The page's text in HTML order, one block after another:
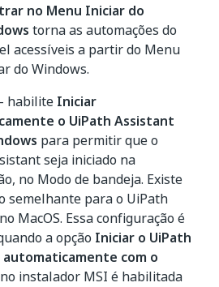
no Menu Iniciar do
torna as automações do
acessíveis a partir do Menu
do Windows.
habilite Iniciar
o UiPath Assistant
para permitir que o
seja iniciado na
no Modo de bandeja. Existe
semelhante para o UiPath
MacOS. Essa configuração é
a opção Iniciar o UiPath
com o
no instalador MSI é habilitada